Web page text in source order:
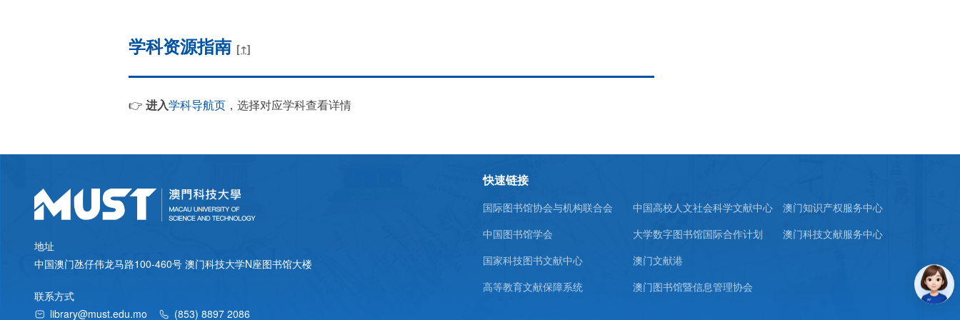
学科资源指南 [↑]
👉 进入学科导航页 ，选择对应学科查看详情
地址
中国澳门氹仔伟龙马路100-460号 澳门科技大学N座图书馆大楼
联系方式
library@must.edu.mo
(853) 8897 2086
快速链接
国际图书馆协会与机构联合会
中国图书馆学会
国家科技图书文献中心
高等教育文献保障系统
中国高校人文社会科学文献中心
大学数字图书馆国际合作计划
澳门文献港
澳门图书馆暨信息管理协会
澳门知识产权服务中心
澳门科技文献服务中心